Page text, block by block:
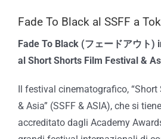
Fade To Black al SSFF a
Fade To Black (フェードアウト)
al Short Shorts Film Festival &
Il festival cinematografico,
& Asia” (SSFF & ASIA), che si
accreditato dagli Academy